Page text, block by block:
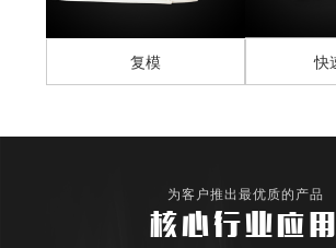
复模 快
为客户推出最优质的产品
核心行业应用